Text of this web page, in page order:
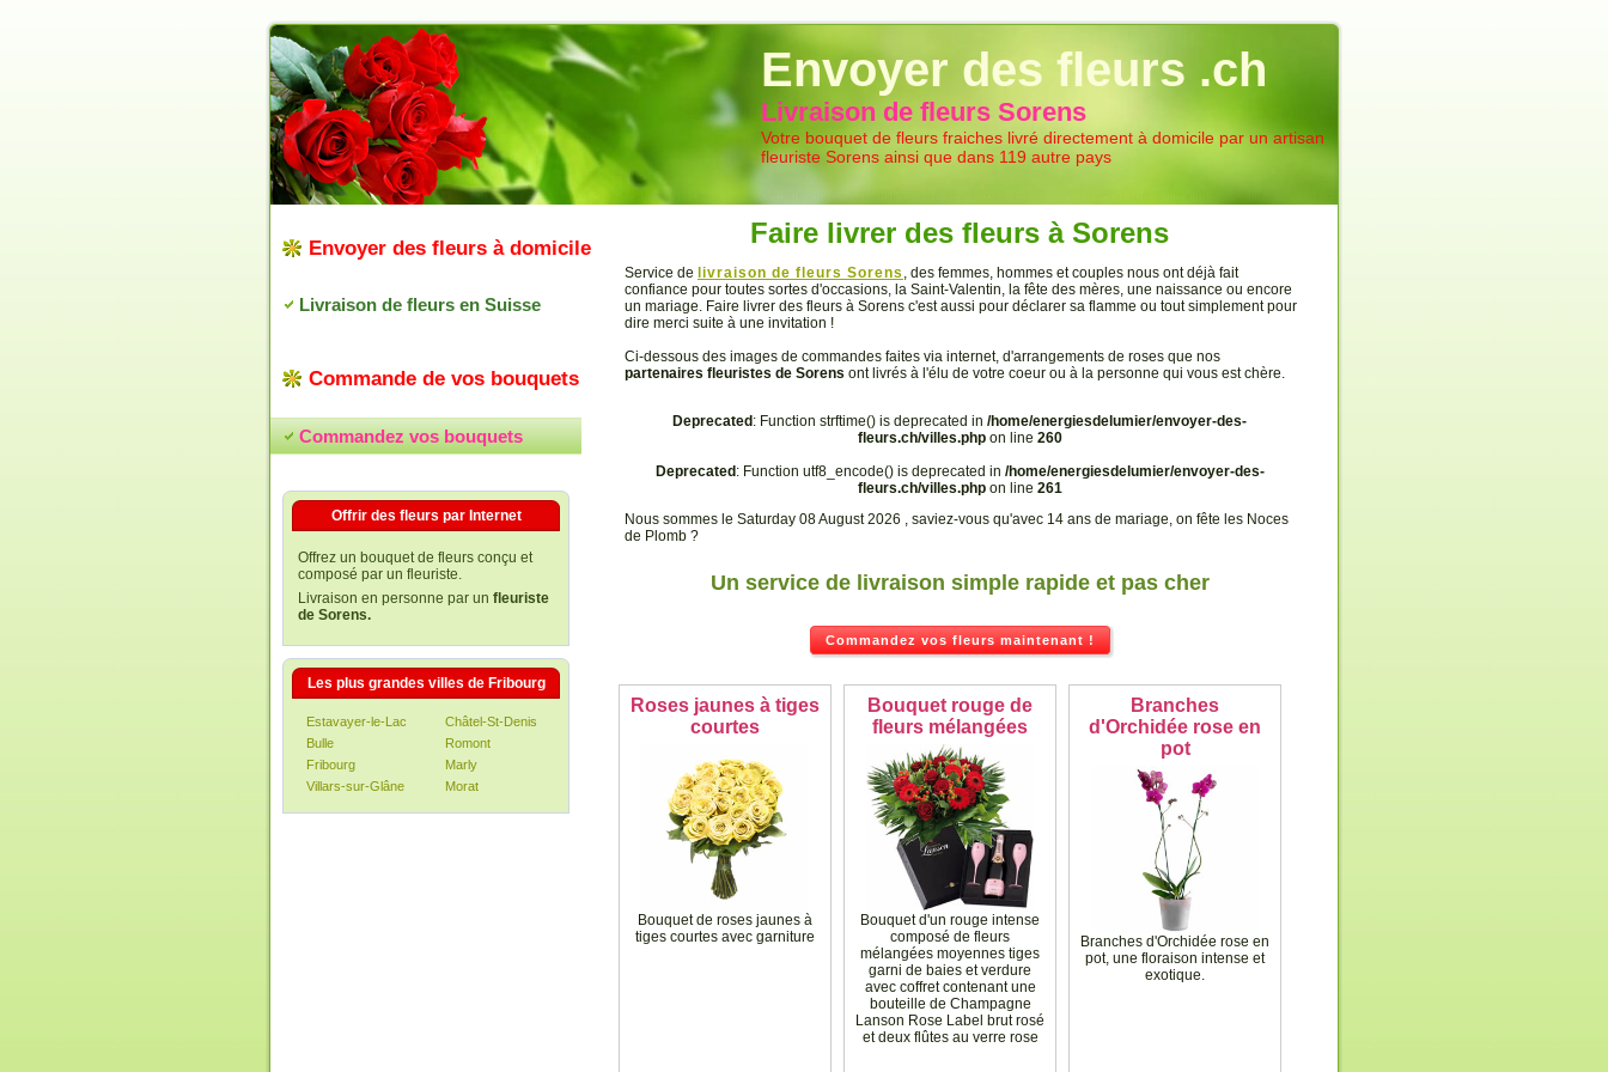
Livraison de fleurs
Envoyer des fleurs .ch
Livraison de fleurs Sorens
Votre bouquet de fleurs fraiches livré directement à domicile par un artisan
fleuriste Sorens ainsi que dans 119 autre pays
Envoyer des fleurs à domicile
Livraison de fleurs en Suisse
Commande de vos bouquets
Commandez vos bouquets
Offrir des fleurs par Internet
Offrez un bouquet de fleurs conçu et
composé par un fleuriste.
Livraison en personne par un fleuriste
de Sorens.
Les plus grandes villes de Fribourg
Estavayer-le-Lac
Châtel-St-Denis
Bulle
Romont
Fribourg
Marly
Villars-sur-Glâne
Morat
Faire livrer des fleurs à Sorens
Service de livraison de fleurs Sorens , des femmes, hommes et couples nous ont déjà fait
confiance pour toutes sortes d'occasions, la Saint-Valentin, la fête des mères, une naissance ou encore
un mariage. Faire livrer des fleurs à Sorens c'est aussi pour déclarer sa flamme ou tout simplement pour
dire merci suite à une invitation !
Ci-dessous des images de commandes faites via internet, d'arrangements de roses que nos
partenaires fleuristes de Sorens ont livrés à l'élu de votre coeur ou à la personne qui vous est chère.
Deprecated : Function strftime() is deprecated in /home/energiesdelumier/envoyer-des-
fleurs.ch/villes.phpon line 260
Deprecated : Function utf8_encode() is deprecated in /home/energiesdelumier/envoyer-des-
fleurs.ch/villes.phpon line 261
Nous sommes le Saturday 08 August 2026 , saviez-vous qu'avec 14 ans de mariage, on fête les Noces
de Plomb ?
Un service de livraison simple rapide et pas cher
Commandez vos fleurs maintenant !
Roses jaunes à tiges
courtes
Bouquet de roses jaunes à
tiges courtes avec garniture
Bouquet rouge de
fleurs mélangées
Bouquet d'un rouge intense
composé de fleurs
mélangées moyennes tiges
garni de baies et verdure
avec coffret contenant une
bouteille de Champagne
Lanson Rose Label brut rosé
et deux flûtes au verre rose
Branches
d'Orchidée rose en
pot
Branches d'Orchidée rose en
pot, une floraison intense et
exotique.